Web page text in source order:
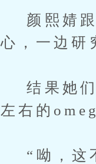
颜熙婧跟
心，一边研
结果她们
左右的
“呦，这